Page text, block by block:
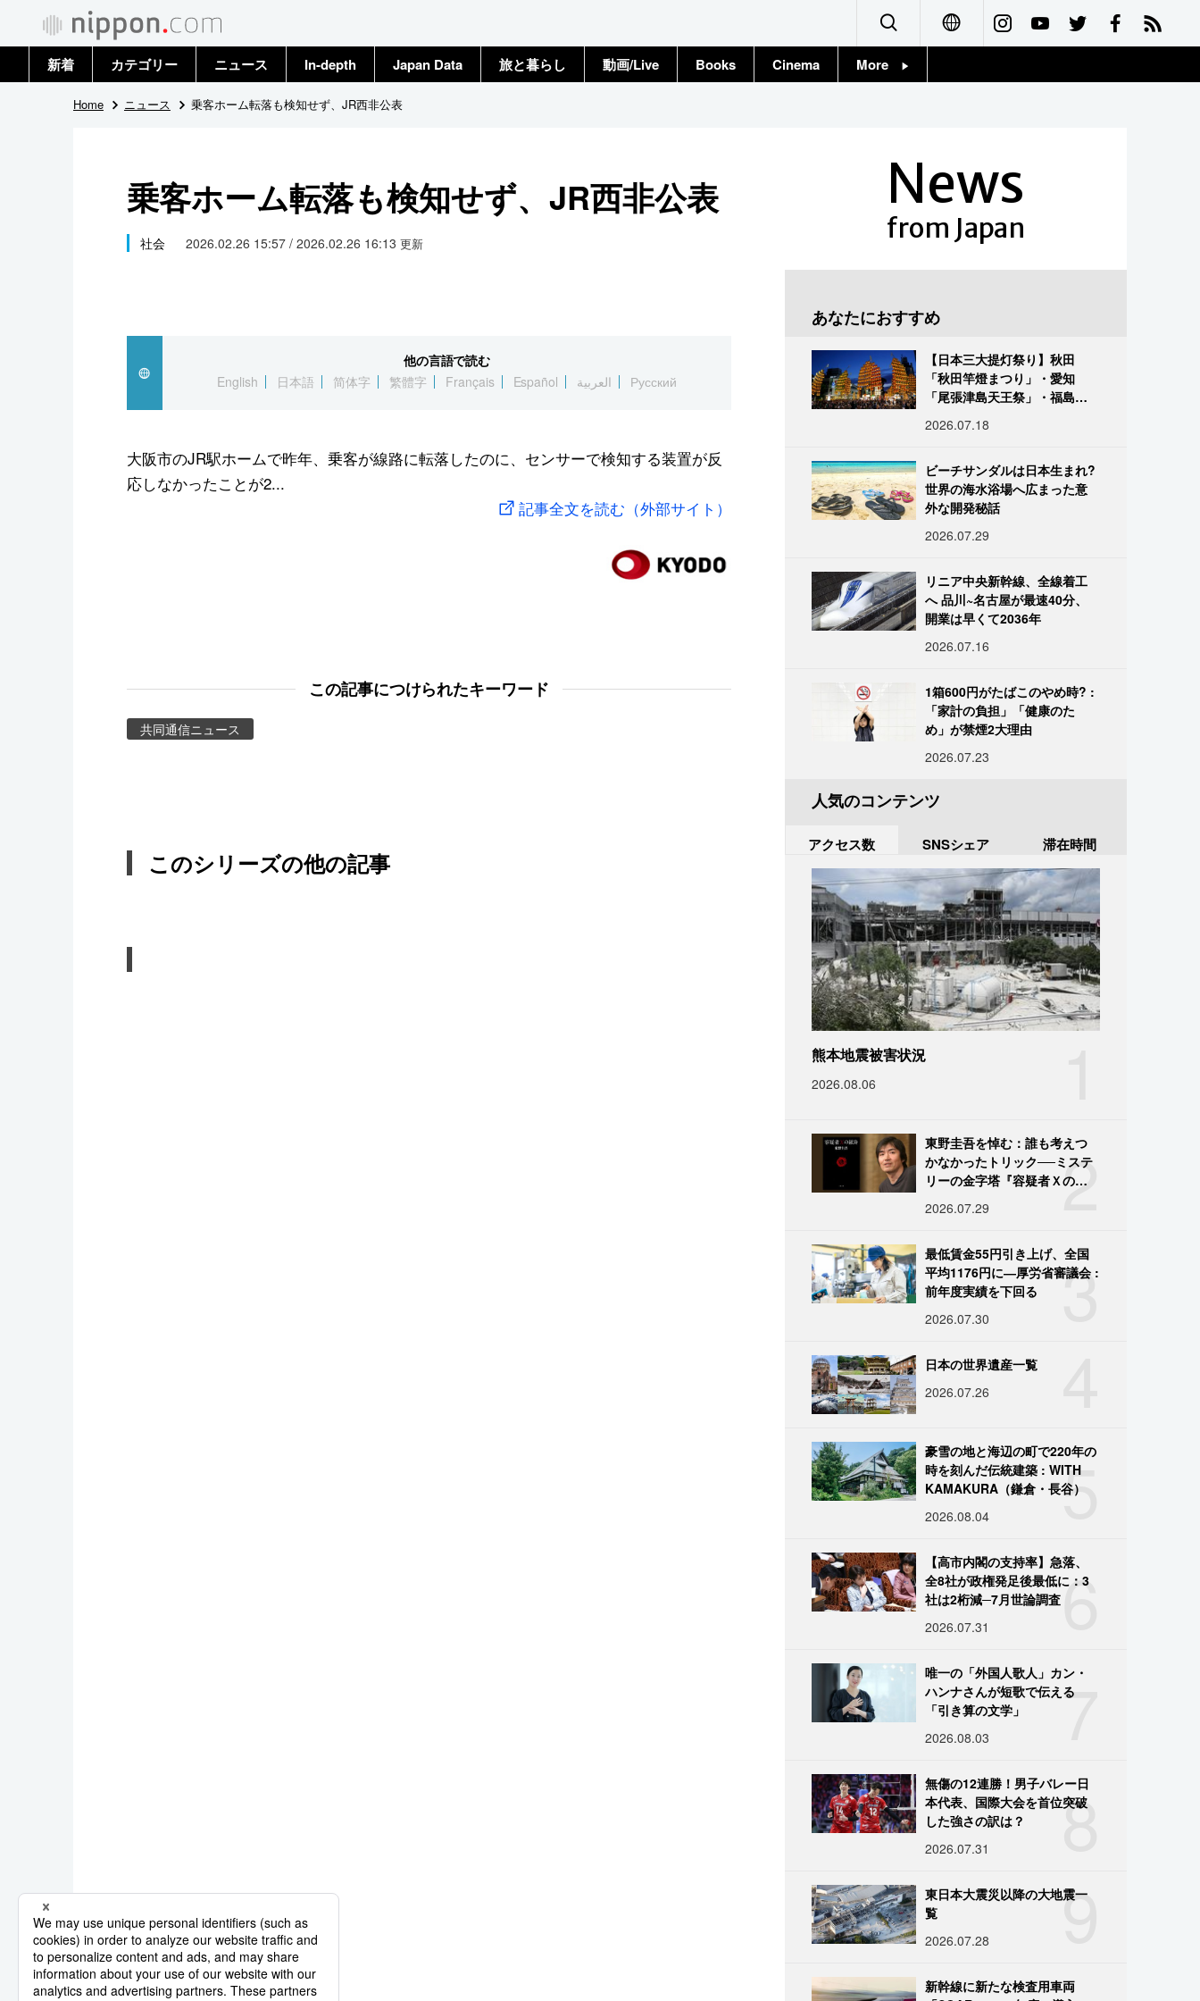
Français
新着 カテゴリー
政治・外交
国際
科学・技術
暮らし
ニュース
トップ
In-depth Japan Data 旅と暮らし 動画/Live Books Cinema More
Home ニュース 乗客ホーム転落も検知せず、JR西非公表
乗客ホーム転落も検知せず、JR西非公表
社会 2026.02.26 15:57 / 2026.02.26 16:13 更新
他の言語で読む
English
日本語 简体字 繁體字 Français Español العربية Русский
大阪市のJR駅ホームで昨年、乗客が線路に転落したのに、センサーで検知する装置が反
応しなかったことが2...
記事全文を読む（外部サイト）
この記事につけられたキーワード
共同通信ニュース
このシリーズの他の記事
News
from Japan
あなたにおすすめ
【日本三大提灯祭り】秋田
「秋田竿燈まつり」・愛知
「尾張津島天王祭」・福島
だしい灯火が夜空を照らす光
2026.07.18
ビーチサンダルは日本生まれ?
世界の海水浴場へ広まった意
外な開発秘話
2026.07.29
リニア中央新幹線、全線着工
へ 品川~名古屋が最速40分、
開業は早くて2036年
2026.07.16
1箱600円がたばこのやめ時? :
「家計の負担」「健康のた
め」が禁煙2大理由
2026.07.23
人気のコンテンツ
アクセス数 SNSシェア 滞在時間
熊本地震被害状況
2026.08.06
2
東野圭吾を悼む：誰も考えつ
かなかったトリック──ミステ
リーの金字塔『容疑者Ｘの献
2026.07.29
3
最低賃金55円引き上げ、全国
平均1176円に―厚労省審議会 :
前年度実績を下回る
2026.07.30
日本の世界遺産一覧
2026.07.26
5
豪雪の地と海辺の町で220年の
時を刻んだ伝統建築 : WITH
KAMAKURA（鎌倉・長谷）
2026.08.04
6
【高市内閣の支持率】急落、
全8社が政権発足後最低に：3
社は2桁減─7月世論調査
2026.07.31
7
唯一の「外国人歌人」カン・
ハンナさんが短歌で伝える
「引き算の文学」
2026.08.03
8
無傷の12連勝！男子バレー日
本代表、国際大会を首位突破
した強さの訳は？
2026.07.31
9
東日本大震災以降の大地震一
覧
2026.07.28
新幹線に新たな検査用車両